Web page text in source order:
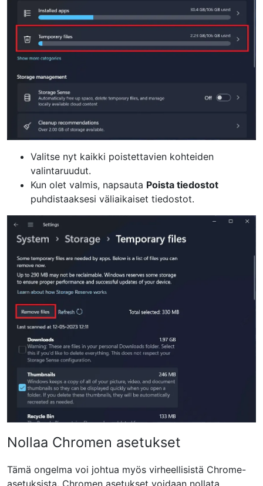
Valitse nyt kaikki poistettavien kohteiden
valintaruudut.
Kun olet valmis, napsauta Poista tiedostot
puhdistaaksesi väliaikaiset tiedostot.
Nollaa Chromen asetukset
Tämä ongelma voi johtua myös virheellisistä Chrome-